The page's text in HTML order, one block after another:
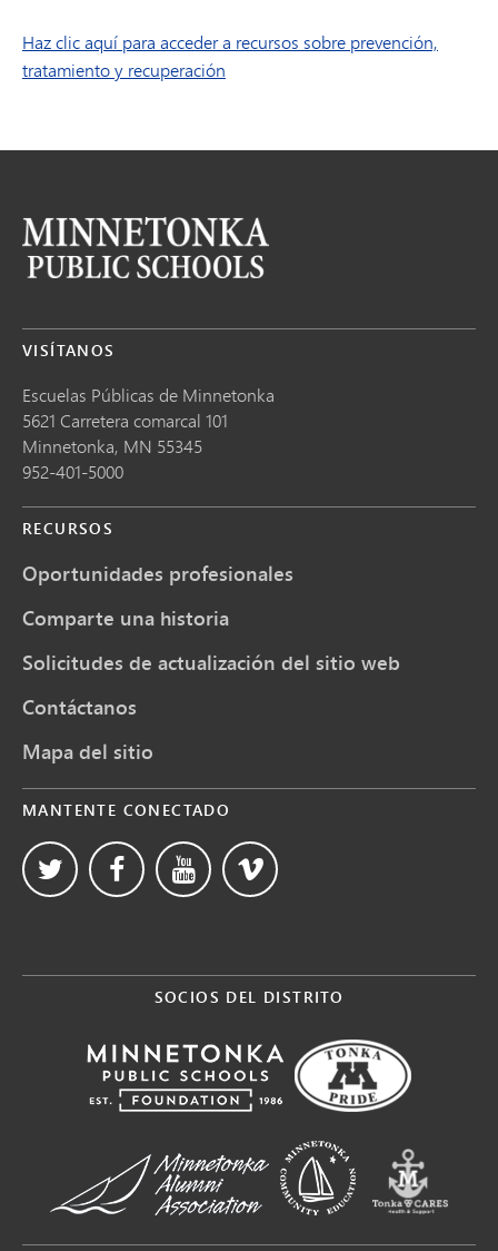
Haz clic aquí para acceder a recursos sobre prevención,
tratamiento y recuperación
VISÍTANOS
Escuelas Públicas de Minnetonka
5621 Carretera comarcal 101
Minnetonka, MN 55345
952-401-5000
RECURSOS
Oportunidades profesionales
Comparte una historia
Solicitudes de actualización del sitio web
Contáctanos
Mapa del sitio
MANTENTE CONECTADO
SOCIOS DEL DISTRITO